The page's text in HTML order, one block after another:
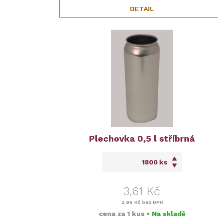
DETAIL
Plechovka 0,5 l stříbrná
ks
3,61 Kč
2,98 Kč bez DPH
cena za 1 kus • Na skladě